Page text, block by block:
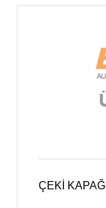
ÇEKİ KAPAĞI